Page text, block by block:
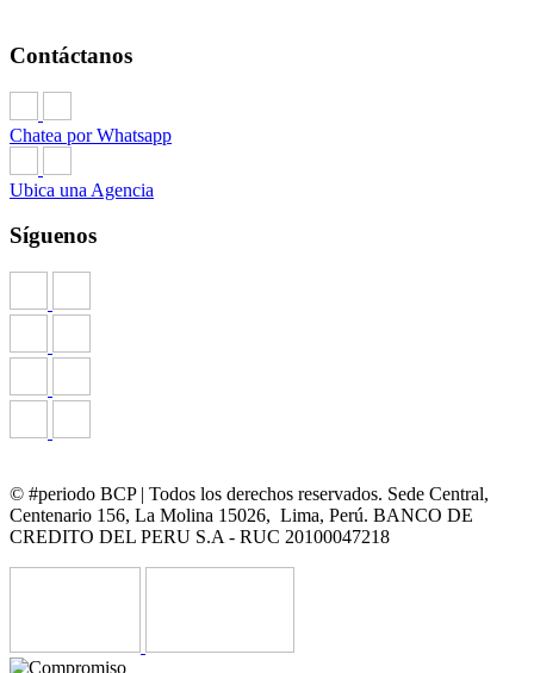
Contáctanos
Chatea por Whatsapp
Ubica una Agencia
Síguenos
© #periodo BCP | Todos los derechos reservados. Sede Central,
Centenario 156, La Molina 15026, Lima, Perú. BANCO DE
CREDITO DEL PERU S.A - RUC 20100047218